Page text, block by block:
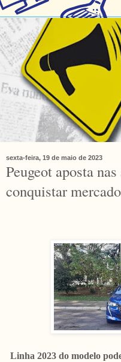
sexta-feira, 19 de maio de 2023
Peugeot aposta
conquistar mercado
Linha 2023 do modelo